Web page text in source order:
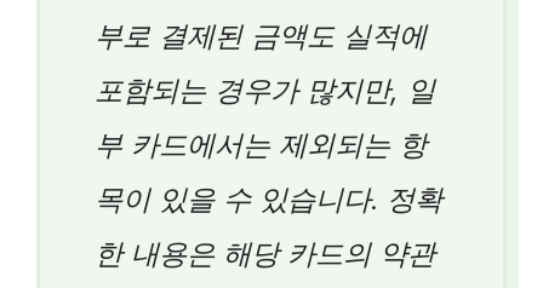
부로 결제된 금액도 실적에
포함되는 경우가 많지만, 일
부 카드에서는 제외되는 항
목이 있을 수 있습니다. 정확
한 내용은 해당 카드의 약관